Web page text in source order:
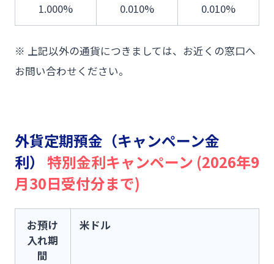
1.000% 0.010% 0.010%
※ 上記以外の通貨につきましては、お近くの窓口へ
お問い合わせください。
外貨定期預金（キャンペーン金
利） 特別金利キャンペーン (2026年9
月30日受付分まで)
お預け
入れ期
間
米ドル